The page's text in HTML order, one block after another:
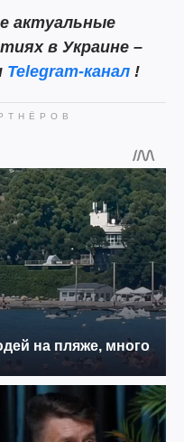
актуальные
в Украине –
Telegram-канал !